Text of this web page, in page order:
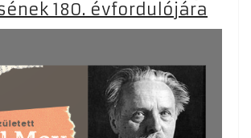
180. évfordulójára